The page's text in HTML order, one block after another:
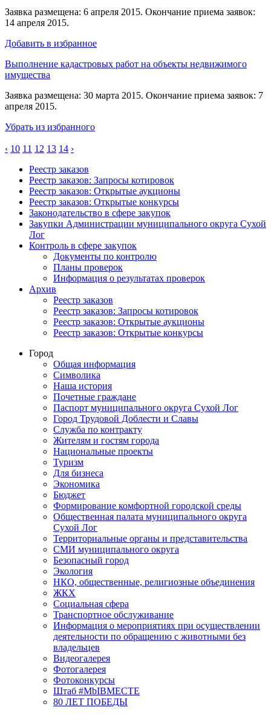
Заявка размещена: 6 апреля 2015. Окончание приема заявок:
14 апреля 2015.
Добавить в избранное
Выполнение кадастровых работ на объекты недвижимого
имущества
Заявка размещена: 30 марта 2015. Окончание приема заявок: 7
апреля 2015.
Убрать из избранного
‹ 10 11 12 13 14 ›
Реестр заказов
Реестр заказов: Запросы котировок
Реестр заказов: Открытые аукционы
Реестр заказов: Открытые конкурсы
Законодательство в сфере закупок
Закупки Администрации муниципального округа Сухой
Лог
Контроль в сфере закупок
Документы по контролю
Планы проверок
Информация о результатах проверок
Архив
Реестр заказов
Реестр заказов: Запросы котировок
Реестр заказов: Открытые аукционы
Реестр заказов: Открытые конкурсы
Город
Общая информация
Символика
Наша история
Почетные граждане
Паспорт муниципального округа Сухой Лог
Город Трудовой Доблести и Славы
Служба по контракту
Жителям и гостям города
Национальные проекты
Туризм
Для бизнеса
Экономика
Бюджет
Формирование комфортной городской среды
Общественная палата муниципального округа
Сухой Лог
Территориальные органы и представительства
СМИ муниципального округа
Безопасный город
Экология
НКО, общественные, религиозные объединения
ЖКХ
Социальная сфера
Транспортное обслуживание
Информация о мероприятиях при осуществлении
деятельности по обращению с животными без
владельцев
Видеогалерея
Фотогалерея
Фотоконкурсы
Штаб #MbIBMECTE
80 ЛЕТ ПОБЕДЫ